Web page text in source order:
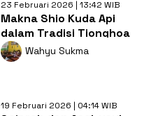
23 Februari 2026 | 13:42 WIB
Makna Shio Kuda Api
dalam Tradisi Tionghoa
Wahyu Sukma
19 Februari 2026 | 04:14 WIB